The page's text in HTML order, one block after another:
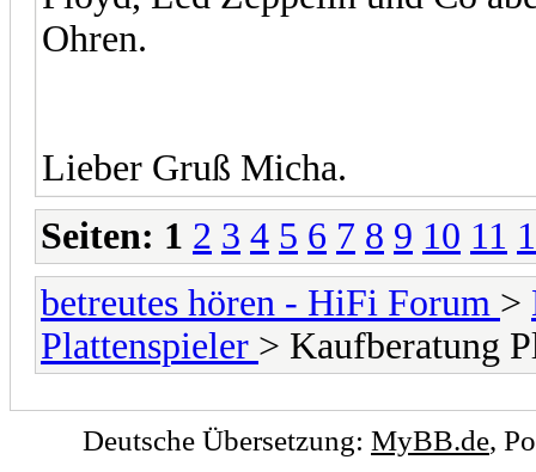
Ohren.
Lieber Gruß Micha.
Seiten: 1 2 3 4 5 6 7 8 9 10 11
betreutes hören - HiFi Forum >
Plattenspieler > Kaufberatung
Deutsche Übersetzung: MyBB.de,